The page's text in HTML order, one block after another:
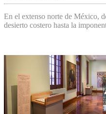
En el extenso norte de México,
desierto costero hasta la